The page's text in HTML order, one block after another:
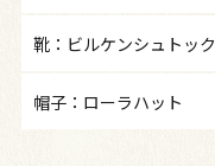
靴：ビルケンシュトック
帽子：ローラハット